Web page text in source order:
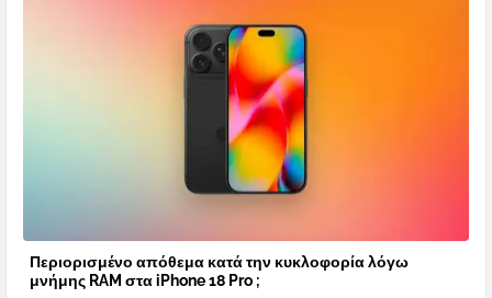
Περιορισμένο απόθεμα κατά την κυκλοφορία λόγω
μνήμης RAM στα iPhone 18 Pro ;